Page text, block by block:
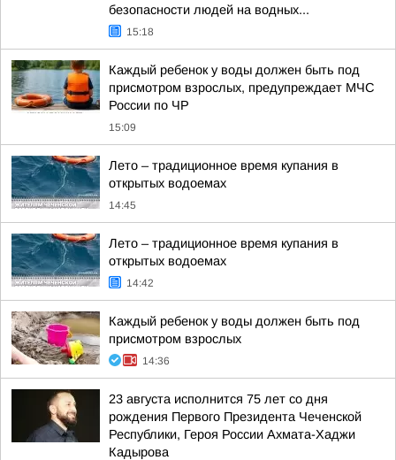
безопасности людей на водных...
15:18
Каждый ребенок у воды должен быть под
присмотром взрослых, предупреждает МЧС
России по ЧР
15:09
Лето – традиционное время купания в
открытых водоемах
14:45
Лето – традиционное время купания в
открытых водоемах
14:42
Каждый ребенок у воды должен быть под
присмотром взрослых
14:36
23 августа исполнится 75 лет со дня
рождения Первого Президента Чеченской
Республики, Героя России Ахмата-Хаджи
Кадырова